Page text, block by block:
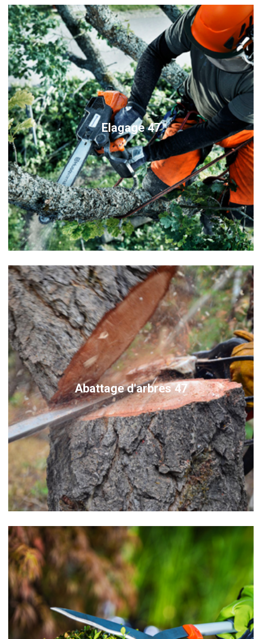
Elagage 47
Abattage d'arbres 47